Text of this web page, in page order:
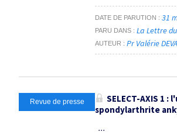
DATE DE PARUTION 31
PARU DANS La Lettre
AUTEUR Pr Valérie
Revue de presse
SELECT-AXIS 1
spondylarthrite
...